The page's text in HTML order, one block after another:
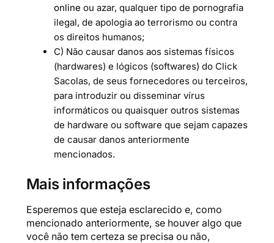
online ou azar, qualquer tipo de pornografia
ilegal, de apologia ao terrorismo ou contra
os direitos humanos;
C) Não causar danos aos sistemas físicos
(hardwares) e lógicos (softwares) do Click
Sacolas, de seus fornecedores ou terceiros,
para introduzir ou disseminar vírus
informáticos ou quaisquer outros sistemas
de hardware ou software que sejam capazes
de causar danos anteriormente
mencionados.
Mais informações
Esperemos que esteja esclarecido e, como
mencionado anteriormente, se houver algo que
você não tem certeza se precisa ou não,